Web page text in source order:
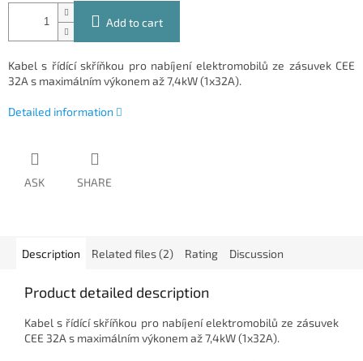
Add to cart
Kabel s řídící skříňkou pro nabíjení elektromobilů ze zásuvek CEE
32A s maximálním výkonem až 7,4kW (1x32A).
Detailed information
ASK SHARE
Description Related files (2) Rating Discussion
Product detailed description
Kabel s řídící skříňkou pro nabíjení elektromobilů ze zásuvek
CEE 32A s maximálním výkonem až 7,4kW (1x32A).